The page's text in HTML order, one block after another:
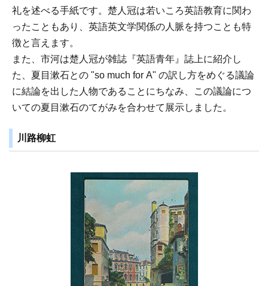
礼を述べる手紙です。楚人冠は若いころ英語教育に関わ
ったこともあり、英語英文学関係の人脈を持つことも特
徴と言えます。
また、市河は楚人冠が雑誌『英語青年』誌上に紹介し
た、夏目漱石との "so much for A" の訳し方をめぐる議論
に結論を出した人物であることにちなみ、この議論につ
いての夏目漱石のてがみを合わせて展示しました。
川路柳虹